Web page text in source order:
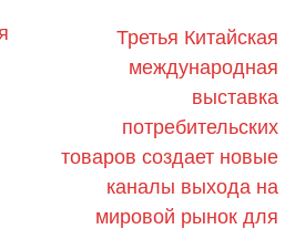
Третья Китайская
международная
выставка
потребительских
товаров создает новые
каналы выхода на
мировой рынок для